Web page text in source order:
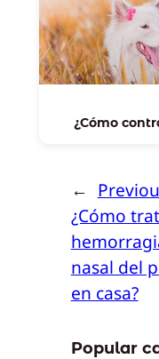
¿Cómo
←
¿Cómo
nasal del
en casa?
Popular